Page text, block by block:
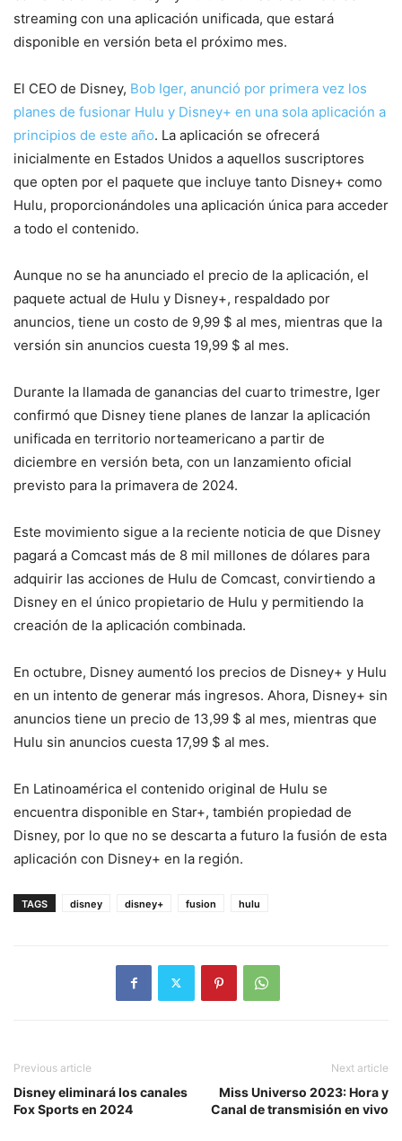
streaming con una aplicación unificada, que estará
disponible en versión beta el próximo mes.
El CEO de Disney, Bob Iger, anunció por primera vez los
planes de fusionar Hulu y Disney+ en una sola aplicación a
principios de este año. La aplicación se ofrecerá
inicialmente en Estados Unidos a aquellos suscriptores
que opten por el paquete que incluye tanto Disney+ como
Hulu, proporcionándoles una aplicación única para acceder
a todo el contenido.
Aunque no se ha anunciado el precio de la aplicación, el
paquete actual de Hulu y Disney+, respaldado por
anuncios, tiene un costo de 9,99 $ al mes, mientras que la
versión sin anuncios cuesta 19,99 $ al mes.
Durante la llamada de ganancias del cuarto trimestre, Iger
confirmó que Disney tiene planes de lanzar la aplicación
unificada en territorio norteamericano a partir de
diciembre en versión beta, con un lanzamiento oficial
previsto para la primavera de 2024.
Este movimiento sigue a la reciente noticia de que Disney
pagará a Comcast más de 8 mil millones de dólares para
adquirir las acciones de Hulu de Comcast, convirtiendo a
Disney en el único propietario de Hulu y permitiendo la
creación de la aplicación combinada.
En octubre, Disney aumentó los precios de Disney+ y Hulu
en un intento de generar más ingresos. Ahora, Disney+ sin
anuncios tiene un precio de 13,99 $ al mes, mientras que
Hulu sin anuncios cuesta 17,99 $ al mes.
En Latinoamérica el contenido original de Hulu se
encuentra disponible en Star+, también propiedad de
Disney, por lo que no se descarta a futuro la fusión de esta
aplicación con Disney+ en la región.
TAGS disney disney+ fusion hulu
Previous article
Disney eliminará los canales
Fox Sports en 2024
Next article
Miss Universo 2023: Hora y
Canal de transmisión en vivo